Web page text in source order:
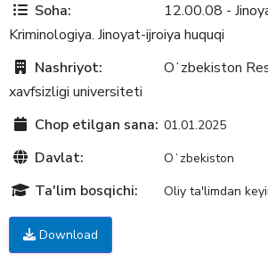
Soha:
12.00.08 -
Kriminologiya. Jinoyat-ijroiya huquqi
Nashriyot:
Oʻzbekiston
xavfsizligi universiteti
Chop etilgan sana: 01.01.2025
Davlat: Oʻzbekiston
Ta'lim bosqichi: Oliy ta'limdan
Download